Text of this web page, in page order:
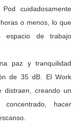
cuidadosamente
o menos, lo que
espacio de trabajo
paz y tranquilidad
de 35 dB. El Work
distraen, creando un
hacer